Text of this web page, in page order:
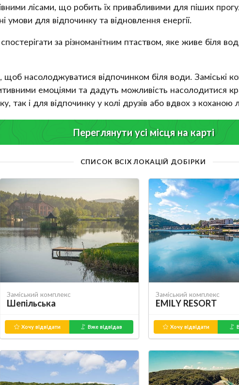
лісами, що робить їх привабливими для піших
умови для відпочинку та відновлення енергії.
за різноманітним птаством, яке живе біля
щоб насолоджуватися відпочинком біля води. Заміські
емоціями та дадуть можливість насолодитися
так і для відпочинку у колі друзів або вдвох з
Переглянути усі місця на карті
СПИСОК ВСІХ ЛОКАЦІЙ ДОБІРКИ
Заміський комплекс
Шепільська
Хочу відвідати Вже відвідав
Заміський комплекс
EMILY RESORT
Хочу відвідати